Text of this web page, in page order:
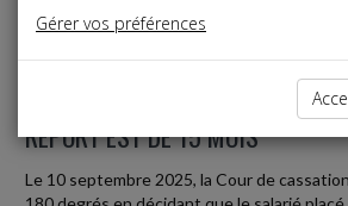
Social
Date: 2025-10-02
MALADIE PENDANT LES CONGÉS
REPORT EST DE 15 MOIS
Le 10 septembre 2025, la Cour de
Gérer vos préférences